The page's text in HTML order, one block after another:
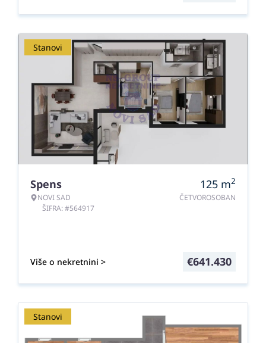
Stanovi
Spens
NOVI SAD
ŠIFRA: #564917
125 m2
ČETVOROSOBAN
Više o nekretnini > €641.430
Stanovi